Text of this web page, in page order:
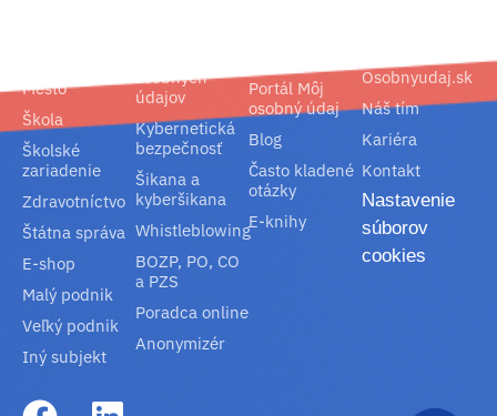
Mesto
Škola
Školské
zariadenie
Zdravotníctvo
Štátna správa
E-shop
Malý podnik
Veľký podnik
Iný subjekt
osobných
údajov
Kybernetická
bezpečnosť
Šikana a
kyberšikana
Whistleblowing
BOZP, PO, CO
a PZS
Poradca online
Anonymizér
Portál Môj
osobný údaj
Blog
Často kladené
otázky
E-knihy
Osobnyudaj.sk
Náš tím
Kariéra
Kontakt
Nastavenie
súborov
cookies